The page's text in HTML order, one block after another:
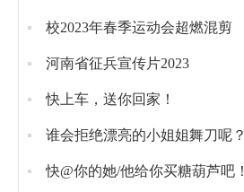
校2023年春季运动会超燃混剪
河南省征兵宣传片2023
快上车，送你回家！
谁会拒绝漂亮的小姐姐舞刀呢？
快@你的她/他给你买糖葫芦吧！